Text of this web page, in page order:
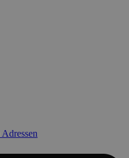
Adressen